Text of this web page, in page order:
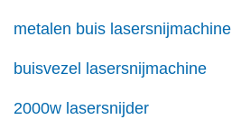
metalen buis lasersnijmachine
buisvezel lasersnijmachine
2000w lasersnijder